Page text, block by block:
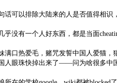
话可以排除大陆来的人是否值得相识
乎没有一个人好东西，都是当面
满口热爱毛，赌咒发誓中国人爱猫，
人眼珠快掉出来了——问为啥很多中